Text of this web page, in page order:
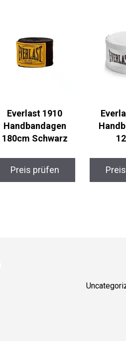
Everlast 1910
Handbandagen
180cm Schwarz
Preis prüfen